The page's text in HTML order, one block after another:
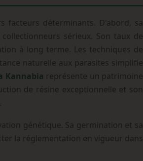
facteurs déterminants. D'abord, sa
sérieux. Son taux de
à long terme. Les techniques de
naturelle aux parasites simplifie
Kannabia représente un patrimoine
de résine exceptionnelle et son
génétique. Sa germination et sa
la réglementation en vigueur dans